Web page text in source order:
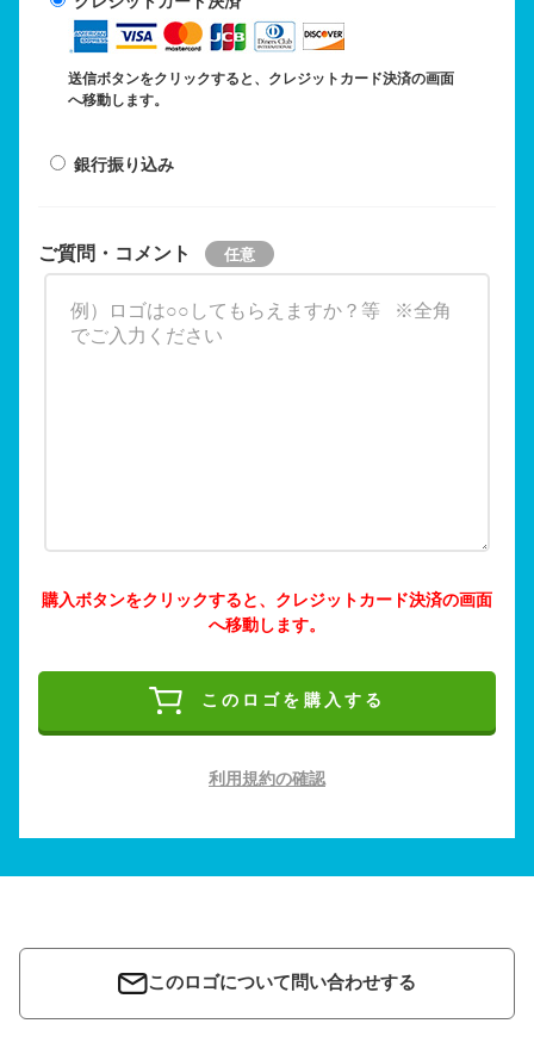
送信ボタンをクリックすると、クレジットカード決済の画面
へ移動します。
銀行振り込み
ご質問・コメント
購入ボタンをクリックすると、クレジットカード決済の画面
へ移動します。
このロゴを購入する
利用規約の確認
このロゴについて問い合わせする